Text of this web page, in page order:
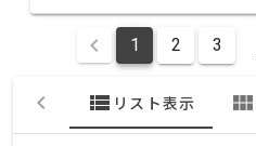
1 2 3
view_list リスト表示 view_module